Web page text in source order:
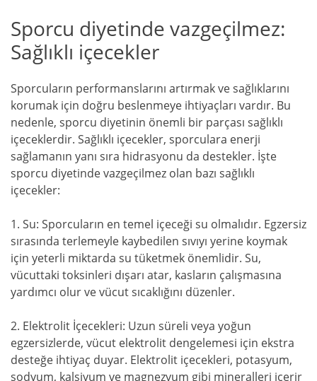
Sporcu diyetinde vazgeçilmez:
Sağlıklı içecekler
Sporcuların performanslarını artırmak ve sağlıklarını
korumak için doğru beslenmeye ihtiyaçları vardır. Bu
nedenle, sporcu diyetinin önemli bir parçası sağlıklı
içeceklerdir. Sağlıklı içecekler, sporculara enerji
sağlamanın yanı sıra hidrasyonu da destekler. İşte
sporcu diyetinde vazgeçilmez olan bazı sağlıklı
içecekler:
1. Su: Sporcuların en temel içeceği su olmalıdır. Egzersiz
sırasında terlemeyle kaybedilen sıvıyı yerine koymak
için yeterli miktarda su tüketmek önemlidir. Su,
vücuttaki toksinleri dışarı atar, kasların çalışmasına
yardımcı olur ve vücut sıcaklığını düzenler.
2. Elektrolit İçecekleri: Uzun süreli veya yoğun
egzersizlerde, vücut elektrolit dengelemesi için ekstra
desteğe ihtiyaç duyar. Elektrolit içecekleri, potasyum,
sodyum, kalsiyum ve magnezyum gibi mineralleri içerir